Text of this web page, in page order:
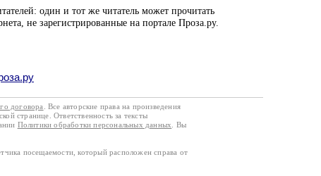
один и тот же читатель может прочитать
не зарегистрированные на портале Проза.ру.
договора
. Все авторские права на произведения
странице. Ответственность за тексты
Политики обработки персональных данных
. Вы
посещаемости, который расположен справа от